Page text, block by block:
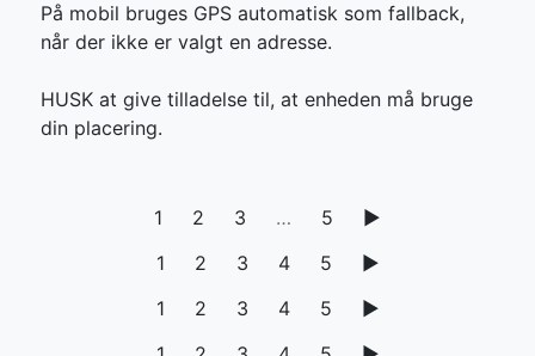
På mobil bruges GPS automatisk som fallback,
når der ikke er valgt en adresse.
HUSK at give tilladelse til, at enheden må bruge
din placering.
1 2 3 … 5
▶
1
2 3 4 5
▶
1
2 3 4 5
▶